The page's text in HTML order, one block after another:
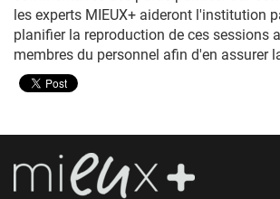
les experts MIEUX+ aideront l'institution
planifier la reproduction de ces sessions
membres du personnel afin d'en assurer